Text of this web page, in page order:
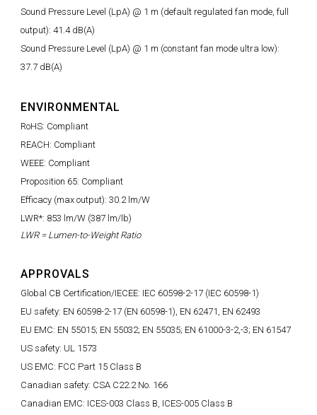
Sound Pressure Level (LpA) @ 1 m (default regulated fan mode, full
output): 41.4 dB(A)
Sound Pressure Level (LpA) @ 1 m (constant fan mode ultra low):
37.7 dB(A)
ENVIRONMENTAL
RoHS: Compliant
REACH: Compliant
WEEE: Compliant
Proposition 65: Compliant
Efficacy (max output): 30.2 lm/W
LWR*: 853 lm/W (387 lm/lb)
LWR = Lumen-to-Weight Ratio
APPROVALS
Global CB Certification/IECEE: IEC 60598-2-17 (IEC 60598-1)
EU safety: EN 60598-2-17 (EN 60598-1), EN 62471, EN 62493
EU EMC: EN 55015; EN 55032; EN 55035; EN 61000-3-2,-3; EN 61547
US safety: UL 1573
US EMC: FCC Part 15 Class B
Canadian safety: CSA C22.2 No. 166
Canadian EMC: ICES-003 Class B, ICES-005 Class B